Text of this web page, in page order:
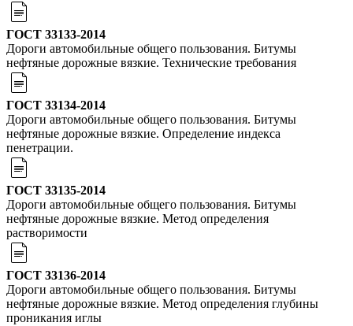
ГОСТ 33133-2014
Дороги автомобильные общего пользования. Битумы
нефтяные дорожные вязкие. Технические требования
ГОСТ 33134-2014
Дороги автомобильные общего пользования. Битумы
нефтяные дорожные вязкие. Определение индекса
пенетрации.
ГОСТ 33135-2014
Дороги автомобильные общего пользования. Битумы
нефтяные дорожные вязкие. Метод определения
растворимости
ГОСТ 33136-2014
Дороги автомобильные общего пользования. Битумы
нефтяные дорожные вязкие. Метод определения глубины
проникания иглы